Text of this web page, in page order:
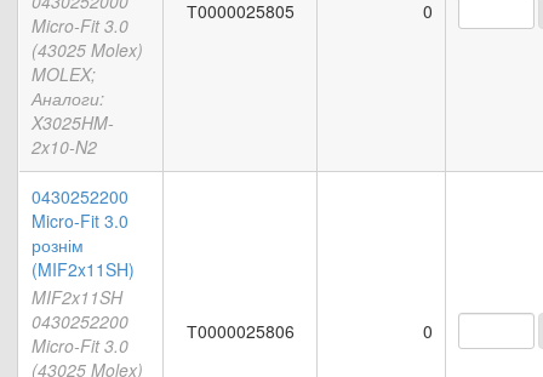
Micro-Fit 3.0
(43025 Molex)
MOLEX;
Аналоги:
X3025HM-
2x10-N2
Т0000025805 0
0430252200
Micro-Fit 3.0
рознім
(MIF2x11SH)
MIF2x11SH
0430252200
Micro-Fit 3.0
(43025 Molex)
Т0000025806 0